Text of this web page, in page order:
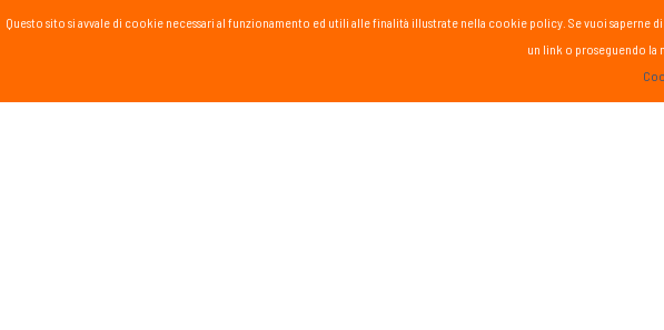
Questo sito si avvale di cookie necessari al funzionamento ed utili alle finalità illustrate nella cookie policy. Se vuoi
un link o proseguendo la